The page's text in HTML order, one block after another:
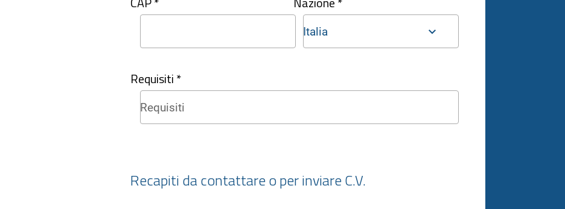
Italia
Requisiti *
Recapiti da contattare o per inviare C.V.